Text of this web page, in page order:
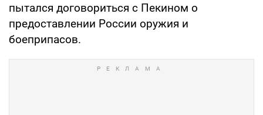
пытался договориться с Пекином о
предоставлении России оружия и
боеприпасов.